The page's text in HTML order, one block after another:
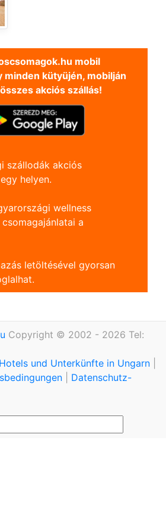
mobil
minden kütyüjén, mobilján
akciós szállás!
szállodák akciós
helyen.
wellness
a
letöltésével gyorsan
Copyright © 2002 - 2026 Tel:
und Unterkünfte in Ungarn
Datenschutz-